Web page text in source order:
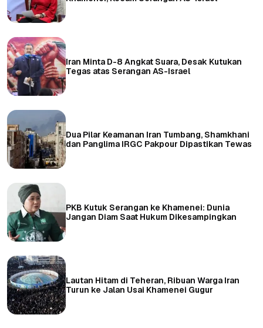
Iran Minta D-8 Angkat Suara, Desak Kutukan
Tegas atas Serangan AS-Israel
Dua Pilar Keamanan Iran Tumbang, Shamkhani
dan Panglima IRGC Pakpour Dipastikan Tewas
PKB Kutuk Serangan ke Khamenei: Dunia
Jangan Diam Saat Hukum Dikesampingkan
Lautan Hitam di Teheran, Ribuan Warga Iran
Turun ke Jalan Usai Khamenei Gugur